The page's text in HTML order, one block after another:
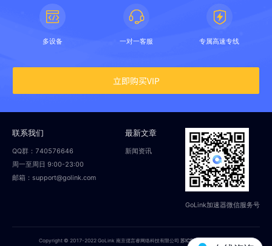
多设备 一对一客服 专属高速专线
立即购买VIP
联系我们
QQ群：740576646
周一至周日 9:00-23:00
邮箱：support@golink.com
最新文章
新闻资讯
GoLink加速器微信服务号
Copyright © 2017-2022 GoLink 南京偲言睿网络科技有限公司苏ICP备18014251号-2